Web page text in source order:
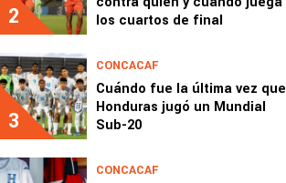
2
los cuartos de final
3
CONCACAF
Cuándo fue la última vez que
Honduras jugó un Mundial
Sub-20
CONCACAF